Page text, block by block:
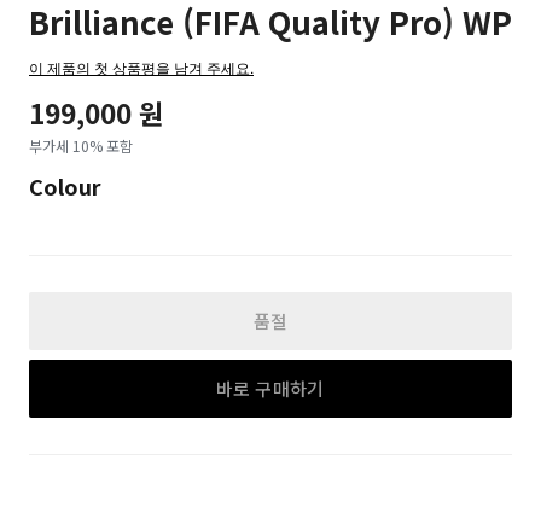
Brilliance (FIFA Quality Pro) WP
이 제품의 첫 상품평을 남겨 주세요.
199,000 원
부가세 10% 포함
Colour
품절
바로 구매하기